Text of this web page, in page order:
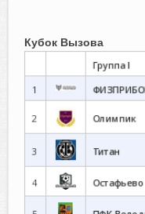
Кубок Вызова